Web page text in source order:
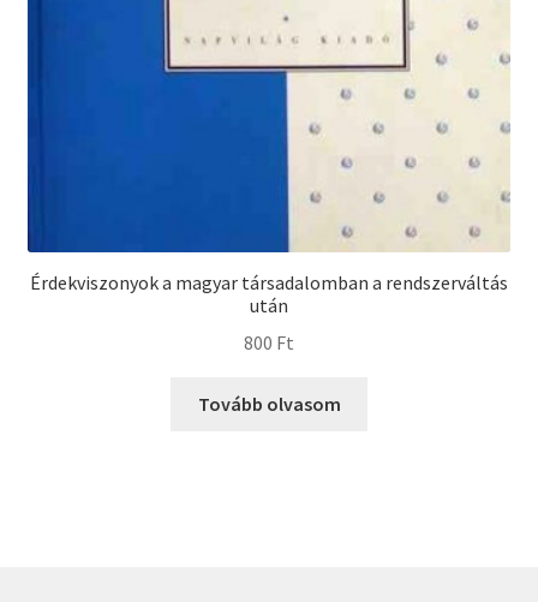
Érdekviszonyok a magyar társadalomban a rendszerváltás
után
800 Ft
Tovább olvasom